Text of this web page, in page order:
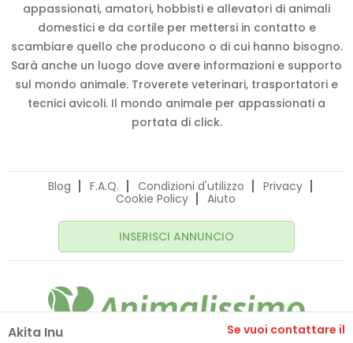
Akita Inu
Se vuoi contattare il
appassionati, amatori, hobbisti e allevatori di animali
domestici e da cortile per mettersi in contatto e
scambiare quello che producono o di cui hanno bisogno.
Sarà anche un luogo dove avere informazioni e supporto
sul mondo animale. Troverete veterinari, trasportatori e
tecnici avicoli. Il mondo animale per appassionati a
portata di click.
Blog F.A.Q. Condizioni d'utilizzo
Privacy
Cookie Policy
Aiuto
INSERISCI ANNUNCIO